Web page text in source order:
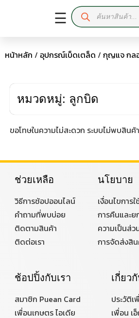
☰
หน้าหลัก / อุปกรณ์เบ็ดเตล็ด / กุญแจ กล
หมวดหมู่: ลูกบิด
ขอโทษในความไม่สะดวก ระบบไม่พบสิน
ช่วยเหลือ
วิธีการช้อปออนไลน์
คำถามที่พบบ่อย
ติดตามสินค้า
ติดต่อเรา
นโยบาย
เงื่อนไขการใ
การคืนและ
ความเป็นส่ว
การจัดส่งสิ
ช้อปปิ้งกับเรา
สมาชิก Puean Card
เพื่อนเกษตร ไอเดีย
เกี่ยว
ประวัติ
เพื่อน เ